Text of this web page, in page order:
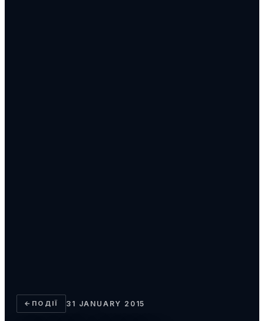
← ПОДІЇ 31 JANUARY 2015